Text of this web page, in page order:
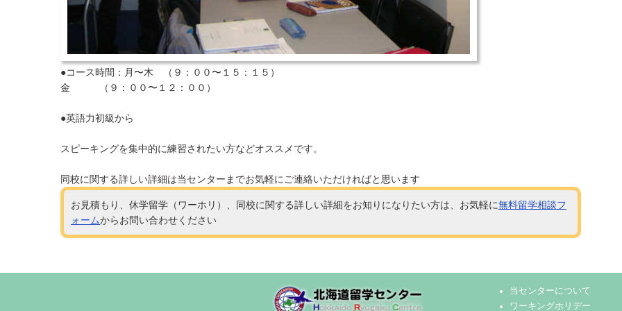
●コース時間：月〜木 （９：００〜１５：１５）
金 （９：００〜１２：００）
●英語力初級から
スピーキングを集中的に練習されたい方などオススメです。
同校に関する詳しい詳細は当センターまでお気軽にご連絡いただければと思います
お見積もり、休学留学（ワーホリ）、同校に関する詳しい詳細をお知りになりたい方は、お気軽に無料留学相談フ
ォームからお問い合わせください
当センターについて
ワーキングホリデー